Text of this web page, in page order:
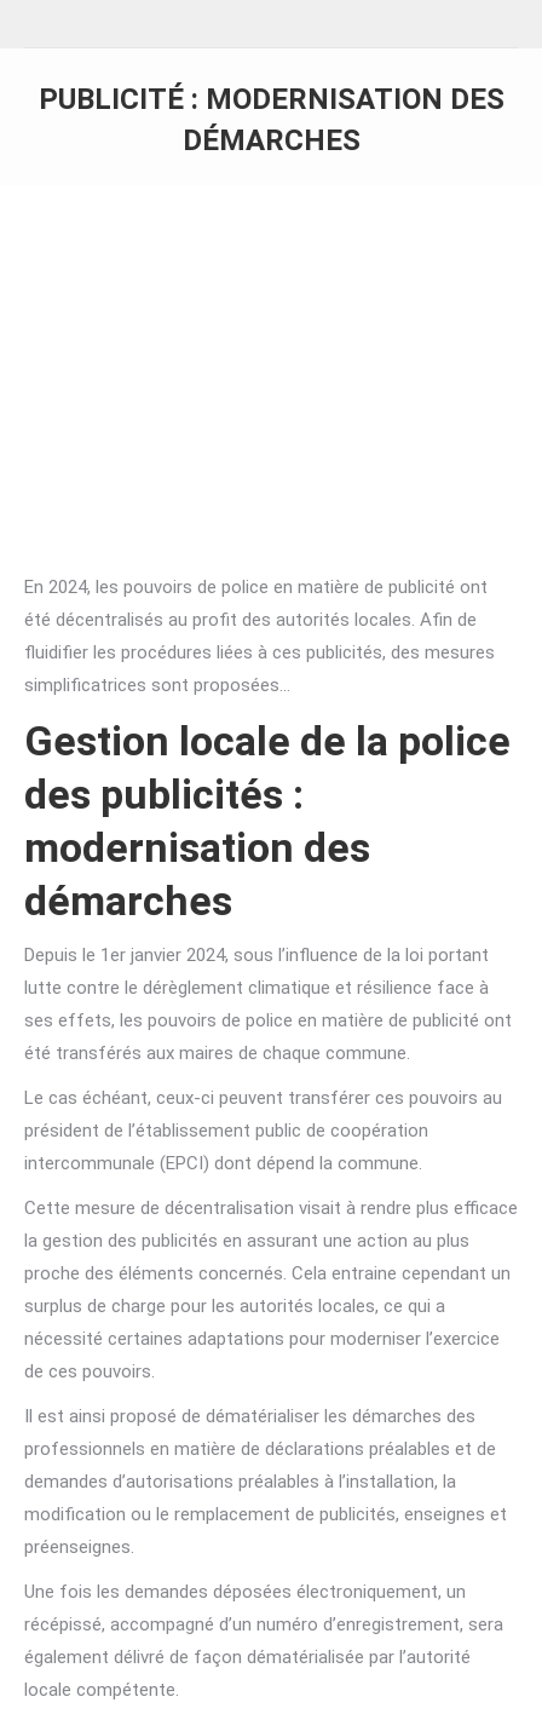
PUBLICITÉ : MODERNISATION DES
DÉMARCHES
En 2024, les pouvoirs de police en matière de publicité ont
été décentralisés au profit des autorités locales. Afin de
fluidifier les procédures liées à ces publicités, des mesures
simplificatrices sont proposées…
Gestion locale de la police
des publicités :
modernisation des
démarches
Depuis le 1er janvier 2024, sous l’influence de la loi portant
lutte contre le dérèglement climatique et résilience face à
ses effets, les pouvoirs de police en matière de publicité ont
été transférés aux maires de chaque commune.
Le cas échéant, ceux-ci peuvent transférer ces pouvoirs au
président de l’établissement public de coopération
intercommunale (EPCI) dont dépend la commune.
Cette mesure de décentralisation visait à rendre plus efficace
la gestion des publicités en assurant une action au plus
proche des éléments concernés. Cela entraine cependant un
surplus de charge pour les autorités locales, ce qui a
nécessité certaines adaptations pour moderniser l’exercice
de ces pouvoirs.
Il est ainsi proposé de dématérialiser les démarches des
professionnels en matière de déclarations préalables et de
demandes d’autorisations préalables à l’installation, la
modification ou le remplacement de publicités, enseignes et
préenseignes.
Une fois les demandes déposées électroniquement, un
récépissé, accompagné d’un numéro d’enregistrement, sera
également délivré de façon dématérialisée par l’autorité
locale compétente.